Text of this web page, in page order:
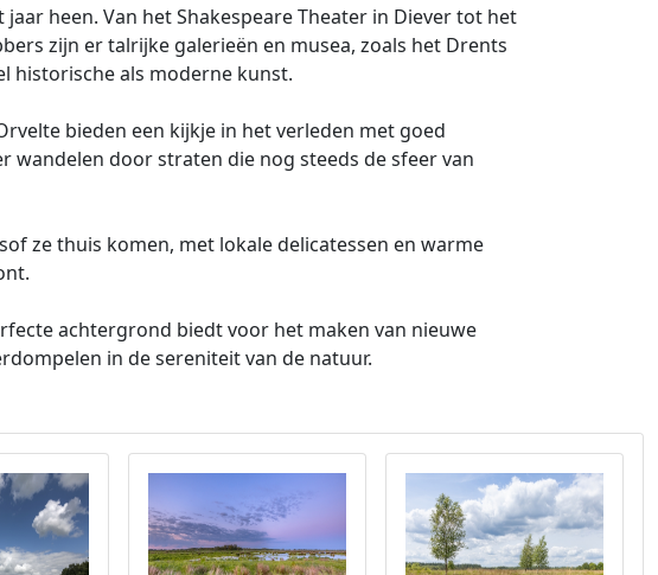
heen. Van het Shakespeare Theater in Diever tot het
zijn er talrijke galerieën en musea, zoals het Drents
historische als moderne kunst.
bieden een kijkje in het verleden met goed
wandelen door straten die nog steeds de sfeer van
ze thuis komen, met lokale delicatessen en warme
achtergrond biedt voor het maken van nieuwe
in de sereniteit van de natuur.